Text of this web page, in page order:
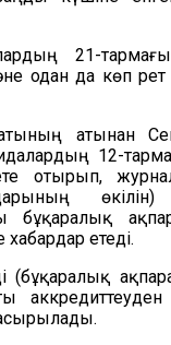
21-
одан да көп рет
атынан
12-
отырып,
өкілін)
бұқаралық
етеді.
(бұқаралық